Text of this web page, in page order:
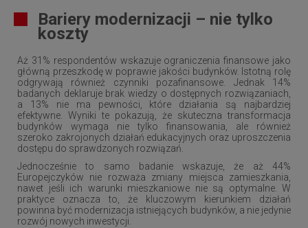
Bariery modernizacji – nie tylko
koszty
Aż 31% respondentów wskazuje ograniczenia finansowe jako
główną przeszkodę w poprawie jakości budynków. Istotną rolę
odgrywają również czynniki pozafinansowe. Jednak 14%
badanych deklaruje brak wiedzy o dostępnych rozwiązaniach,
a 13% nie ma pewności, które działania są najbardziej
efektywne. Wyniki te pokazują, że skuteczna transformacja
budynków wymaga nie tylko finansowania, ale również
szeroko zakrojonych działań edukacyjnych oraz uproszczenia
dostępu do sprawdzonych rozwiązań.
Jednocześnie to samo badanie wskazuje, że aż 44%
Europejczyków nie rozważa zmiany miejsca zamieszkania,
nawet jeśli ich warunki mieszkaniowe nie są optymalne. W
praktyce oznacza to, że kluczowym kierunkiem działań
powinna być modernizacja istniejących budynków, a nie jedynie
rozwój nowych inwestycji.